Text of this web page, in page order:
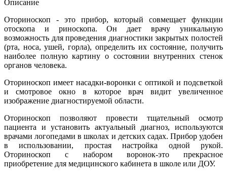
Описание
Оториноскоп - это прибор, который совмещает функции
отоскопа и риноскопа. Он дает врачу уникальную
возможность для проведения диагностики закрытых полостей
(рта, носа, ушей, горла), определить их состояние, получить
наиболее полную картину о состоянии внутренних стенок
органов человека.
Оториноскоп имеет насадки-воронки с оптикой и подсветкой
и смотровое окно в которое врач видит увеличенное
изображение диагностируемой области.
Оториноскоп позволяют провести тщательный осмотр
пациента и установить актуальный диагноз, используются
врачами логопедами в школах и детских садах. Прибор удобен
в использовании, простая настройка одной рукой.
Оториноскоп с набором воронок-это прекрасное
приобретение для медицинского кабинета в школе или ДОУ.